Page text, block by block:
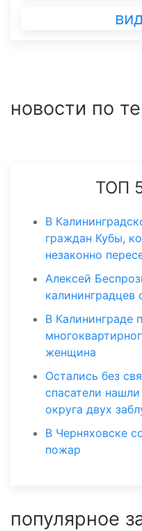
новости по
ТОП
В
граждан Кубы,
незаконно
Алексей
калининградцев
В Калининграде
женщина
Остались без
спасатели
округа двух
В Черняховске
пожар
популярное